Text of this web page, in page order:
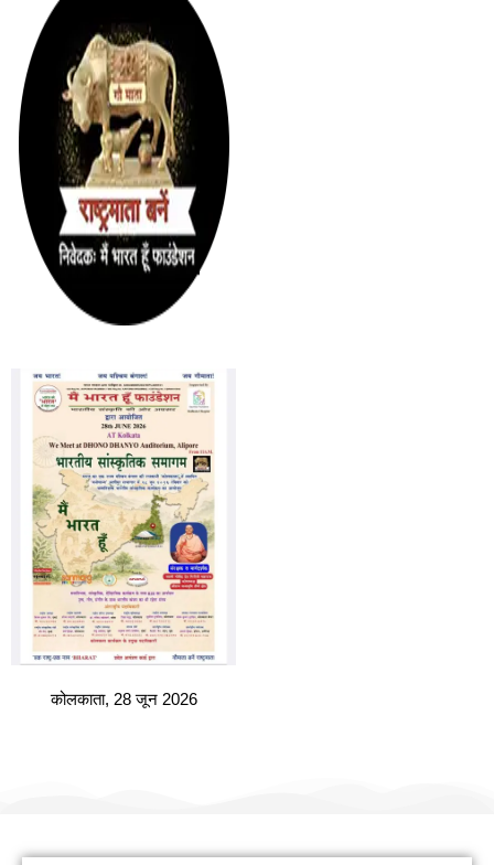
कोलकाता, 28 जून 2026